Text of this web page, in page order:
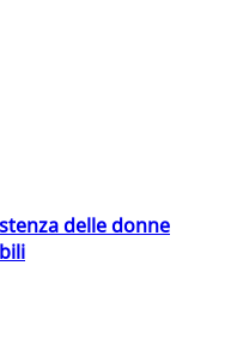
delle donne